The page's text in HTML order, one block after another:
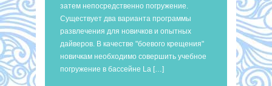
затем непосредственно погружение.
Существует два варианта программы
развлечения для новичков и опытных
дайверов. В качестве "боевого крещения"
новичкам необходимо совершить учебное
погружение в бассейне La […]